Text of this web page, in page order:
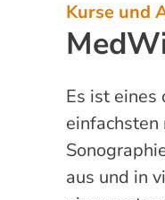
Kurse und
Es ist eines
aus und in